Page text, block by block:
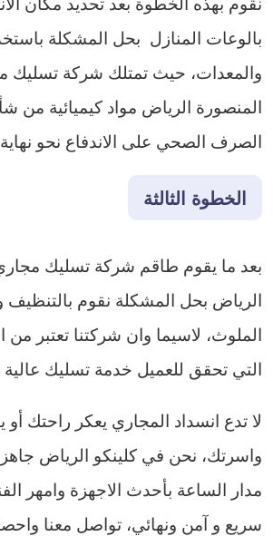
بالوعات المنازل بحل المشكلة
والمعدات، حيث تمتلك شركة
المنصورة الرياض مواد كيميائية من
الصرف الصحي على الاندفاع نحو نهاية
الخطوة الثالثة
بعد ما يقوم طاقم شركة تسليك
الرياض بحل المشكلة نقوم بالتنظيف
الملوث، لاسيما وان شركتنا تعتبر
التي تحقق للعميل خدمة تسليك عالية
لا تدع انسداد المجاري يعكر راحتك
واسرتك، نحن في كلينكو الرياض
مدار الساعة بأحدث الاجهزة وامهر
سريع و آمن ونهائي، تواصل معنا